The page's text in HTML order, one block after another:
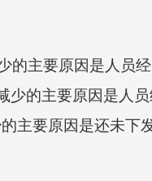
主要原因是人员经
的主要原因是人员
要原因是还未下发